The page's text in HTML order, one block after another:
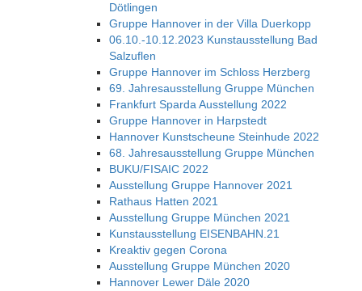
Dötlingen
Gruppe Hannover in der Villa Duerkopp
06.10.-10.12.2023 Kunstausstellung Bad
Salzuflen
Gruppe Hannover im Schloss Herzberg
69. Jahresausstellung Gruppe München
Frankfurt Sparda Ausstellung 2022
Gruppe Hannover in Harpstedt
Hannover Kunstscheune Steinhude 2022
68. Jahresausstellung Gruppe München
BUKU/FISAIC 2022
Ausstellung Gruppe Hannover 2021
Rathaus Hatten 2021
Ausstellung Gruppe München 2021
Kunstausstellung EISENBAHN.21
Kreaktiv gegen Corona
Ausstellung Gruppe München 2020
Hannover Lewer Däle 2020